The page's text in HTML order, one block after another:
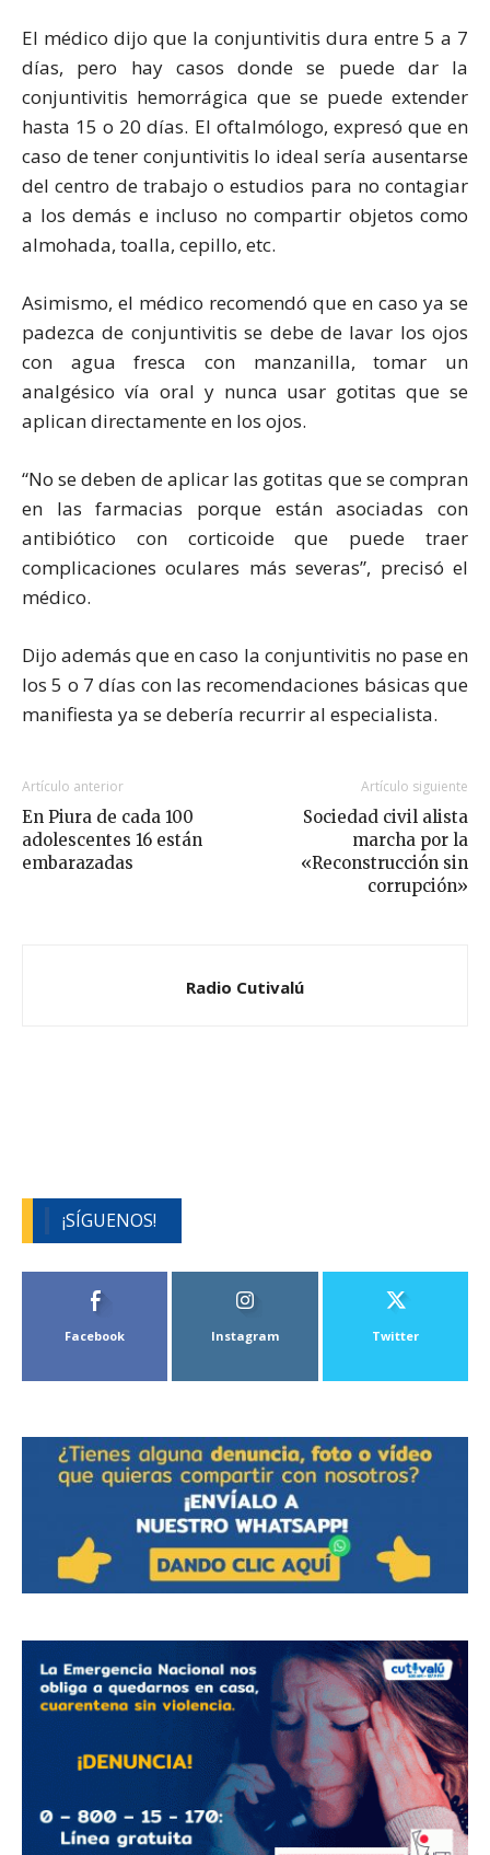
El médico dijo que la conjuntivitis dura entre 5 a 7
días, pero hay casos donde se puede dar la
conjuntivitis hemorrágica que se puede extender
hasta 15 o 20 días. El oftalmólogo, expresó que en
caso de tener conjuntivitis lo ideal sería ausentarse
del centro de trabajo o estudios para no contagiar
a los demás e incluso no compartir objetos como
almohada, toalla, cepillo, etc.
Asimismo, el médico recomendó que en caso ya se
padezca de conjuntivitis se debe de lavar los ojos
con agua fresca con manzanilla, tomar un
analgésico vía oral y nunca usar gotitas que se
aplican directamente en los ojos.
“No se deben de aplicar las gotitas que se compran
en las farmacias porque están asociadas con
antibiótico con corticoide que puede traer
complicaciones oculares más severas”, precisó el
médico.
Dijo además que en caso la conjuntivitis no pase en
los 5 o 7 días con las recomendaciones básicas que
manifiesta ya se debería recurrir al especialista.
Artículo anterior
En Piura de cada 100
adolescentes 16 están
embarazadas
Artículo siguiente
Sociedad civil alista
marcha por la
«Reconstrucción sin
corrupción»
Radio Cutivalú
¡SÍGUENOS!